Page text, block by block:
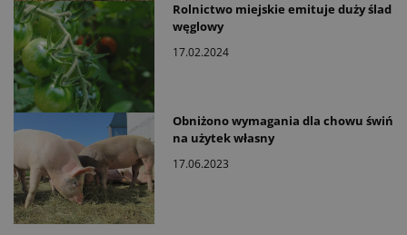
Rolnictwo miejskie emituje duży ślad
węglowy
17.02.2024
Obniżono wymagania dla chowu świń
na użytek własny
17.06.2023